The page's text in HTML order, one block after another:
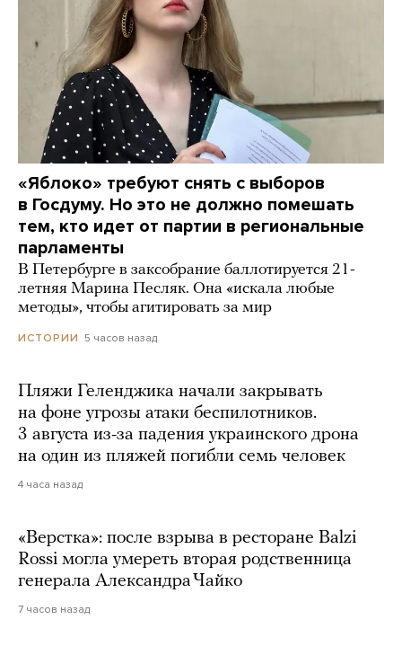
«Яблоко» требуют снять с выборов
в Госдуму. Но это не должно помешать
тем, кто идет от партии в региональные
парламенты
В Петербурге в заксобрание баллотируется 21-
летняя Марина Песляк. Она «искала любые
методы», чтобы агитировать за мир
ИСТОРИИ 5 часов назад
Пляжи Геленджика начали закрывать
на фоне угрозы атаки беспилотников.
3 августа из-за падения украинского дрона
на один из пляжей погибли семь человек
4 часа назад
«Верстка»: после взрыва в ресторане Balzi
Rossi могла умереть вторая родственница
генерала Александра Чайко
7 часов назад